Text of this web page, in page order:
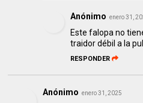
Anónimo enero 31,
Este falopa no
traidor débil a la
RESPONDER
Anónimo enero 31, 2025